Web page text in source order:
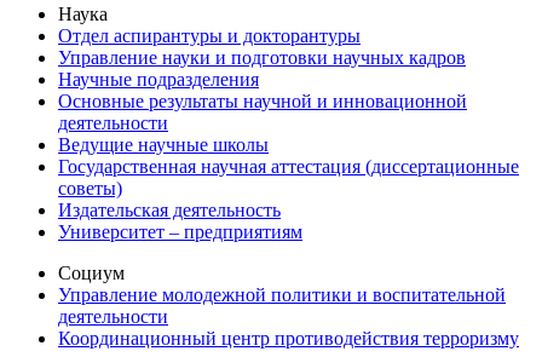
Наука
Отдел аспирантуры и докторантуры
Управление науки и подготовки научных кадров
Научные подразделения
Основные результаты научной и инновационной
деятельности
Ведущие научные школы
Государственная научная аттестация (диссертационные
советы)
Издательская деятельность
Университет – предприятиям
Социум
Управление молодежной политики и воспитательной
деятельности
Координационный центр противодействия терроризму